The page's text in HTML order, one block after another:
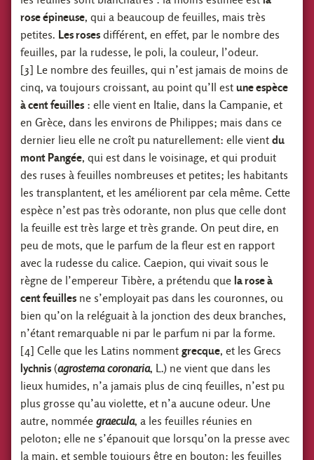
rose épineuse, qui a beaucoup de feuilles, mais très
petites. Les roses différent, en effet, par le nombre des
feuilles, par la rudesse, le poli, la couleur, l’odeur.
[3] Le nombre des feuilles, qui n’est jamais de moins de
cinq, va toujours croissant, au point qu’Il estune espèce
à cent feuilles : elle vient en Italie, dans la Campanie, et
en Grèce, dans les environs de Philippes; mais dans ce
dernier lieu elle ne croît pu naturellement: elle vientdu
mont Pangée, qui est dans le voisinage, et qui produit
des ruses à feuilles nombreuses et petites; les habitants
les transplantent, et les améliorent par cela même. Cette
espèce n’est pas très odorante, non plus que celle dont
la feuille est très large et très grande. On peut dire, en
peu de mots, que le parfum de la fleur est en rapport
avec la rudesse du calice. Caepion, qui vivait sous le
règne de l’empereur Tibère, a prétendu que la rose à
cent feuilles ne s’employait pas dans les couronnes, ou
bien qu’on la reléguait à la jonction des deux branches,
n’étant remarquable ni par le parfum ni par la forme.
[4] Celle que les Latins nommentgrecque, et les Grecs
lychnis (agrostema coronaria, L.) ne vient que dans les
lieux humides, n’a jamais plus de cinq feuilles, n’est pu
plus grosse qu’au violette, et n’a aucune odeur. Une
autre, nomméegraecula, a les feuilles réunies en
peloton; elle ne s’épanouit que lorsqu’on la presse avec
la main, et semble toujours être en bouton; les feuilles